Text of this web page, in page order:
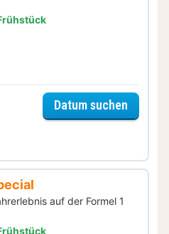
Datum suchen
auf der Formel 1